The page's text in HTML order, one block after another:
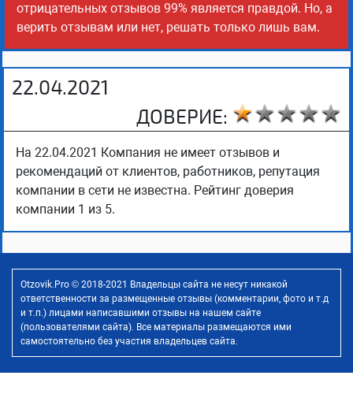
отрицательных отзывов 99% является правдой. Но, а
верить отзывам или нет, решать только лишь вам.
22.04.2021
ДОВЕРИЕ:
На 22.04.2021 Компания не имеет отзывов и
рекомендаций от клиентов, работников, репутация
компании в сети не известна. Рейтинг доверия
компании 1 из 5.
Otzovik.Pro © 2018-2021 Владельцы сайта не несут никакой
ответственности за размещенные отзывы (комментарии, фото и т.д
и т.п.) лицами написавшими отзывы на нашем сайте
(пользователями сайта). Все материалы размещаются ими
самостоятельно без участия владельцев сайта.